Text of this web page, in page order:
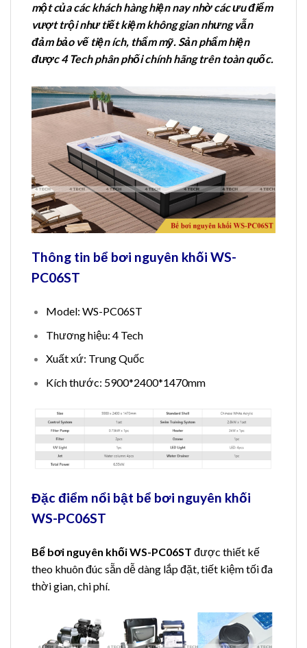
một của các khách hàng hiện nay nhờ các ưu điểm
vượt trội như tiết kiệm không gian nhưng vẫn
đảm bảo vế tiện ích, thẩm mỹ. Sản phẩm hiện
được 4 Tech phân phối chính hãng trên toàn quốc.
Thông tin bể bơi nguyên khối WS-
PC06ST
Model: WS-PC06ST
Thương hiệu: 4 Tech
Xuất xứ: Trung Quốc
Kích thước: 5900*2400*1470mm
Đặc điểm nổi bật bể bơi nguyên khối
WS-PC06ST
Bể bơi nguyên khối WS-PC06ST được thiết kế
theo khuôn đúc sẵn dễ dàng lắp đặt, tiết kiệm tối đa
thời gian, chi phí.